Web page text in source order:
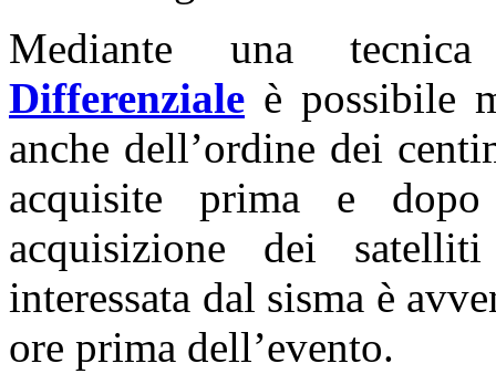
Mediante una
Differenziale è possibile
anche dell’ordine dei
acquisite prima e
acquisizione dei
interessata dal sisma è
ore prima dell’evento.